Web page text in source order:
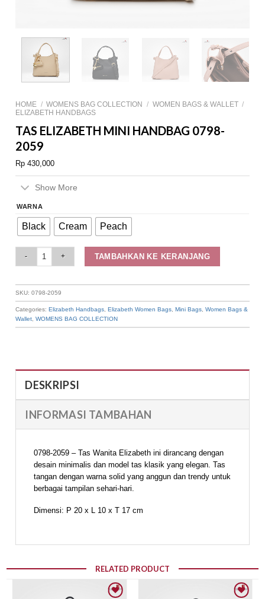
HOME / WOMENS BAG COLLECTION / WOMEN BAGS & WALLET /
ELIZABETH HANDBAGS
TAS ELIZABETH MINI HANDBAG 0798-
2059
Rp 430,000
Show More
WARNA
Black Cream Peach
TAMBAHKAN KE KERANJANG
SKU:0798-2059
Categories:Elizabeth Handbags ,Elizabeth Women Bags ,Mini Bags ,Women Bags &
Wallet ,WOMENS BAG COLLECTION
DESKRIPSI
INFORMASI TAMBAHAN
0798-2059 – Tas Wanita Elizabeth ini dirancang dengan
desain minimalis dan model tas klasik yang elegan. Tas
tangan dengan warna solid yang anggun dan trendy untuk
berbagai tampilan sehari-hari.
Dimensi: P 20 x L 10 x T 17 cm
RELATED PRODUCT